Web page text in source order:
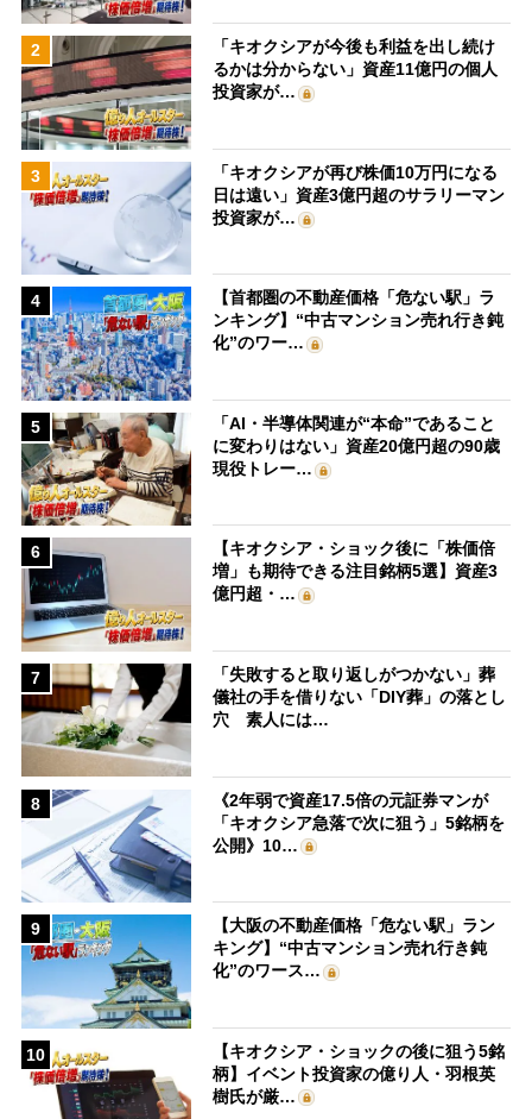
2
「キオクシアが今後も利益を出し続け
るかは分からない」資産11億円の個人
投資家が…
3
「キオクシアが再び株価10万円になる
日は遠い」資産3億円超のサラリーマン
投資家が…
4
【首都圏の不動産価格「危ない駅」ラ
ンキング】“中古マンション売れ行き鈍
化”のワー…
5
「AI・半導体関連が“本命”であること
に変わりはない」資産20億円超の90歳
現役トレー…
6
【キオクシア・ショック後に「株価倍
増」も期待できる注目銘柄5選】資産3
億円超・…
7
「失敗すると取り返しがつかない」葬
儀社の手を借りない「DIY葬」の落とし
穴 素人には…
8
《2年弱で資産17.5倍の元証券マンが
「キオクシア急落で次に狙う」5銘柄を
公開》10…
9
【大阪の不動産価格「危ない駅」ラン
キング】“中古マンション売れ行き鈍
化”のワース…
10
【キオクシア・ショックの後に狙う5銘
柄】イベント投資家の億り人・羽根英
樹氏が厳…